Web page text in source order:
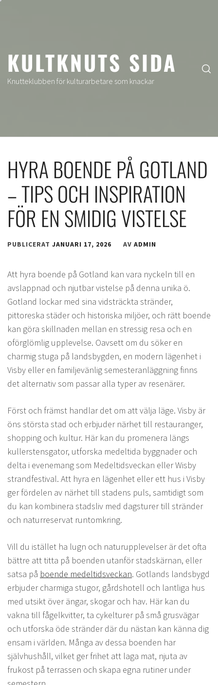
KULTKNUTS SIDA
Knutteklubben för kulturarbetare som knackar
HYRA BOENDE PÅ GOTLAND
– TIPS OCH INSPIRATION
FÖR EN SMIDIG VISTELSE
PUBLICERAT JANUARI 17, 2026 AV ADMIN
Att hyra boende på Gotland kan vara nyckeln till en
avslappnad och njutbar vistelse på denna unika ö.
Gotland lockar med sina vidsträckta stränder,
pittoreska städer och historiska miljöer, och rätt boende
kan göra skillnaden mellan en stressig resa och en
oförglömlig upplevelse. Oavsett om du söker en
charmig stuga på landsbygden, en modern lägenhet i
Visby eller en familjevänlig semesteranläggning finns
det alternativ som passar alla typer av resenärer.
Först och främst handlar det om att välja läge. Visby är
öns största stad och erbjuder närhet till restauranger,
shopping och kultur. Här kan du promenera längs
kullerstensgator, utforska medeltida byggnader och
delta i evenemang som Medeltidsveckan eller Wisby
strandfestival. Att hyra en lägenhet eller ett hus i Visby
ger fördelen av närhet till stadens puls, samtidigt som
du kan kombinera stadsliv med dagsturer till stränder
och naturreservat runtomkring.
Vill du istället ha lugn och naturupplevelser är det ofta
bättre att titta på boenden utanför stadskärnan, eller
satsa på boende medeltidsveckan. Gotlands landsbygd
erbjuder charmiga stugor, gårdshotell och lantliga hus
med utsikt över ängar, skogar och hav. Här kan du
vakna till fågelkvitter, ta cykelturer på små grusvägar
och utforska öde stränder där du nästan kan känna dig
ensam i världen. Många av dessa boenden har
självhushåll, vilket ger frihet att laga mat, njuta av
frukost på terrassen och skapa egna rutiner under